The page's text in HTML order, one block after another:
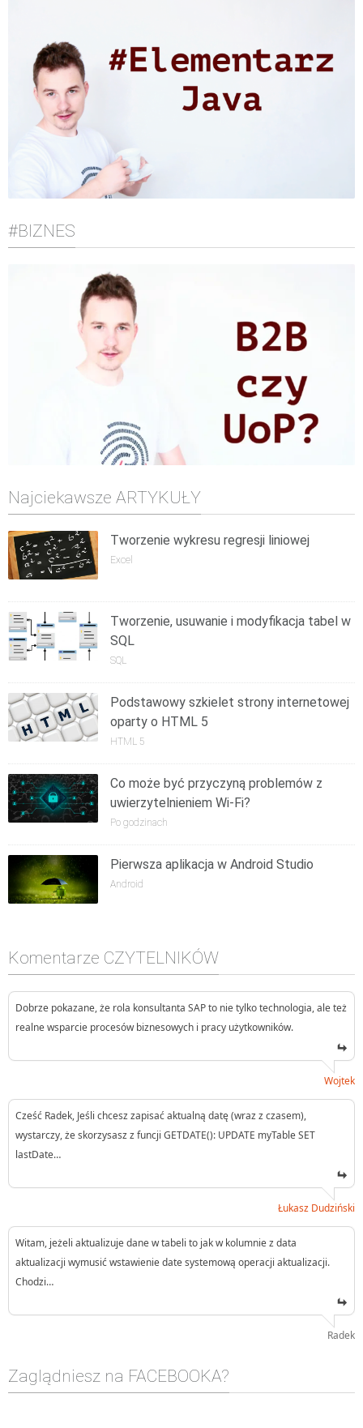
#BIZNES
Najciekawsze ARTYKUŁY
Tworzenie wykresu regresji liniowej
Excel
Tworzenie, usuwanie i modyfikacja tabel w
SQL
SQL
Podstawowy szkielet strony internetowej
oparty o HTML 5
HTML 5
Co może być przyczyną problemów z
uwierzytelnieniem Wi-Fi?
Po godzinach
Pierwsza aplikacja w Android Studio
Android
Komentarze CZYTELNIKÓW
Dobrze pokazane, że rola konsultanta SAP to nie tylko technologia, ale też
realne wsparcie procesów biznesowych i pracy użytkowników.
Wojtek
Cześć Radek, Jeśli chcesz zapisać aktualną datę (wraz z czasem),
wystarczy, że skorzysasz z funcji GETDATE(): UPDATE myTable SET
lastDate…
Łukasz Dudziński
Witam, jeżeli aktualizuje dane w tabeli to jak w kolumnie z data
aktualizacji wymusić wstawienie date systemową operacji aktualizacji.
Chodzi…
Radek
Zaglądniesz na FACEBOOKA?